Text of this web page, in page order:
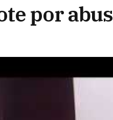
por